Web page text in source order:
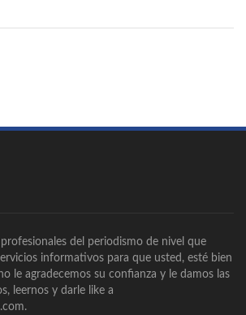
del periodismo de nivel que
informativos para que usted, esté bien
le agradecemos su confianza y le damos las
leernos y darle like a